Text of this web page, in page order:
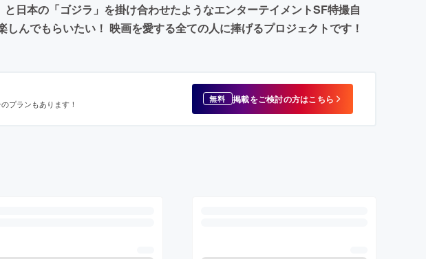
日本の「ゴジラ」を掛け合わせたようなエンターテイメントSF特撮自
んでもらいたい！ 映画を愛する全ての人に捧げるプロジェクトです！
プランもあります！ 無料 掲載をご検討の方はこちら